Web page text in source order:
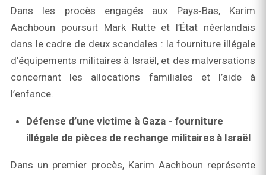
Dans les procès engagés aux Pays‑Bas, Karim
Aachboun poursuit Mark Rutte et l’État néerlandais
dans le cadre de deux scandales : la fourniture illégale
d’équipements militaires à Israël, et des malversations
concernant les allocations familiales et l’aide à
l’enfance.
Défense d’une victime à Gaza - fourniture
illégale de pièces de rechange militaires à Israël
Dans un premier procès, Karim Aachboun représente